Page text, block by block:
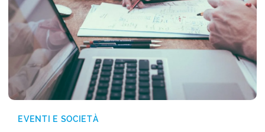
EVENTI E SOCIETÀ